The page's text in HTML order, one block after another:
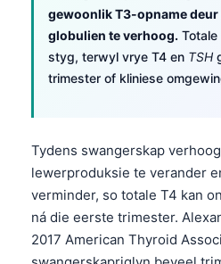
gewoonlik T3-opname
globulien te verhoog.
styg, terwyl vrye T4 en TSH
trimester of kliniese
Tydens swangerskap
lewerproduksie te verander
verminder, so totale T4 kan
ná die eerste trimester.
2017 American Thyroid
অসমীয়া
Galego
Latviešu valoda
Македонски јазик
Occitan
العربية المغربية
Монгол